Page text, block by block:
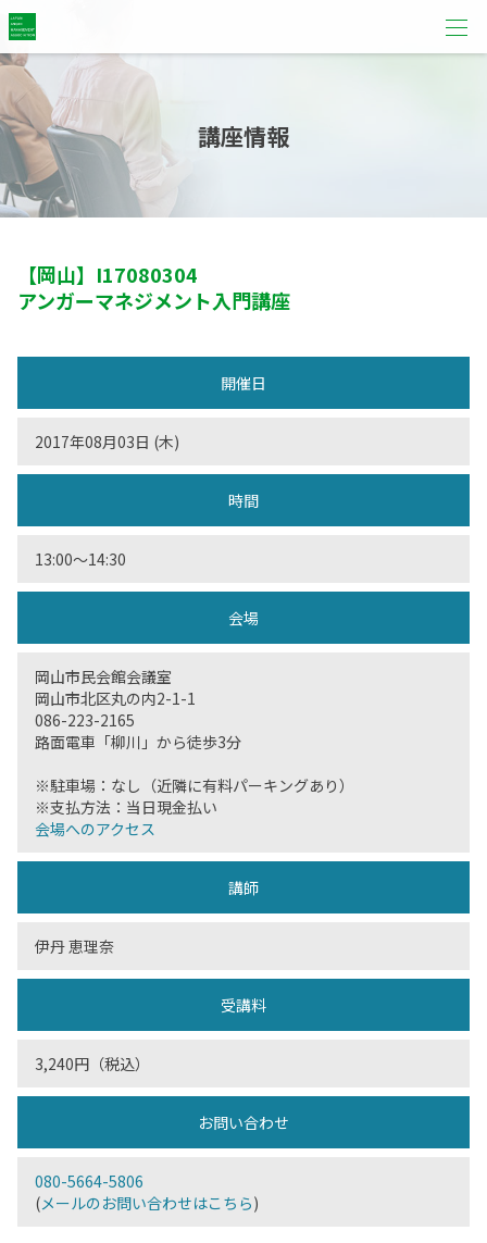
講座情報
【岡山】 I17080304
アンガーマネジメント入門講座
開催日
2017年08月03日 (木)
時間
13:00〜14:30
会場
岡山市民会館会議室
岡山市北区丸の内2-1-1
086-223-2165
路面電車「柳川」から徒歩3分
※駐車場：なし（近隣に有料パーキングあり）
※支払方法：当日現金払い
会場へのアクセス
講師
伊丹 恵理奈
受講料
3,240円（税込）
お問い合わせ
080-5664-5806
(メールのお問い合わせはこちら)